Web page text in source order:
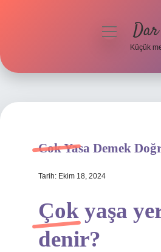
Hakkımızda
menüyü
Küçük
Cok Yasa Demek
Tarih: Ekim 18, 2024
Çok yaşa
denir?